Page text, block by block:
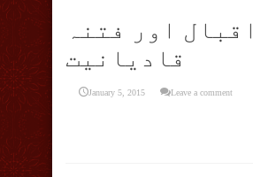
اور فتنہ
قادیانیت
January 5, 2015 Leave a comment